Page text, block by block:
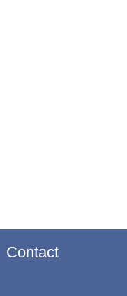
Contact